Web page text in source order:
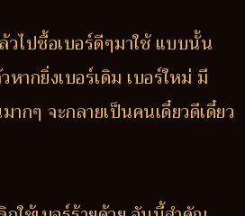
วไปซื้อเบอร์ดีๆมาใช้ แบบนั้น
ากยิ่งเบอร์เดิม เบอร์ใหม่ มี
กๆ จะกลายเป็นคนเดี๋ยวดีเดี๋ยว